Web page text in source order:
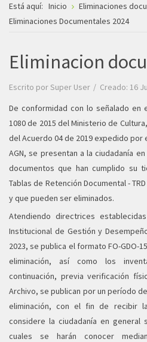
Está aquí: Inicio
Eliminaciones
Eliminaciones Documentales 2024
Eliminacion
Escrito porSuper User
Creado: 16
De conformidad con lo señalado en
1080 de 2015 del Ministerio de
del Acuerdo 04 de 2019 expedido por
AGN, se presentan a la ciudadanía
documentos que han cumplido su
Tablas de Retención Documental -
y que pueden ser eliminados.
Atendiendo directrices
Institucional de Gestión y
2023, se publica el formato FO-GDO-
eliminación, así como los
continuación, previa verificación
Archivo, se publican por un período
eliminación, con el fin de recibir
considere la ciudadanía en
cuales se harán conocer